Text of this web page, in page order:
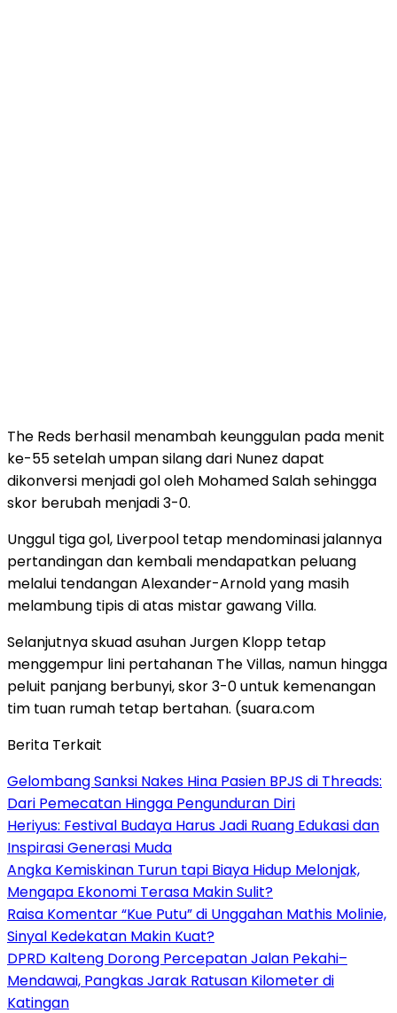
The Reds berhasil menambah keunggulan pada menit
ke-55 setelah umpan silang dari Nunez dapat
dikonversi menjadi gol oleh Mohamed Salah sehingga
skor berubah menjadi 3-0.
Unggul tiga gol, Liverpool tetap mendominasi jalannya
pertandingan dan kembali mendapatkan peluang
melalui tendangan Alexander-Arnold yang masih
melambung tipis di atas mistar gawang Villa.
Selanjutnya skuad asuhan Jurgen Klopp tetap
menggempur lini pertahanan The Villas, namun hingga
peluit panjang berbunyi, skor 3-0 untuk kemenangan
tim tuan rumah tetap bertahan. (suara.com
Berita Terkait
Gelombang Sanksi Nakes Hina Pasien BPJS di Threads:
Dari Pemecatan Hingga Pengunduran Diri
Heriyus: Festival Budaya Harus Jadi Ruang Edukasi dan
Inspirasi Generasi Muda
Angka Kemiskinan Turun tapi Biaya Hidup Melonjak,
Mengapa Ekonomi Terasa Makin Sulit?
Raisa Komentar “Kue Putu” di Unggahan Mathis Molinie,
Sinyal Kedekatan Makin Kuat?
DPRD Kalteng Dorong Percepatan Jalan Pekahi–
Mendawai, Pangkas Jarak Ratusan Kilometer di
Katingan